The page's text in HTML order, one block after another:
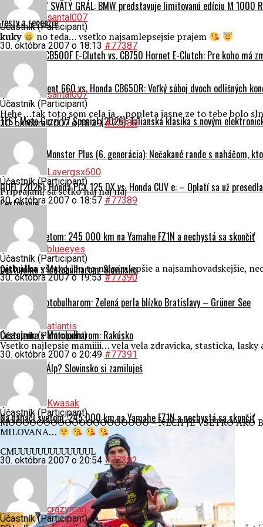
ZBERATEĽSKÝ SVÄTÝ GRÁL: BMW predstavuje limitovanú edíciu M 1000
Testy a recenzie
TEST Honda CB500F E-Clutch vs. CB750 Hornet E-Clutch: Pre koho má
Triumph Trident 660 vs. Honda CB650R: Veľký súboj dvoch odlišných
TEST Moto Guzzi V7 Special (2026): Talianska klasika s novým
TEST Ducati Monster Plus (6. generácia): Nečakané rande s naháčom,
DUEL (2026): Honda PCX 125 DX vs. Honda CUV e: – Oplatí sa už
Cestovanie
Na naháči svetom: 245 000 km na Yamahe FZ1N a nechystá sa skončiť
Cestujeme s Motobulharom: Slovinsko
Rakúsko s Motobulharom: Zelená perla blízko Bratislavy – Grüner See
Cestujeme s Motobulharom: Rakúsko
Prvý krát do Álp? Slovinsko si zamiluješ
Motoporadňa
Na naháči svetom: 245 000 km na Yamahe FZ1N a nechystá sa skončiť
santal007
Účastník (Participant)
kuky no teda… vsetko najsamlepsejsie prajem
30. októbra 2007 o 18:13 #77387
santal007
Účastník (Participant)
Hehe …tak toto som cela ja …popleta jasne ze to tebe bolo
30. októbra 2007 o 18:39 #77388
Lavergsx600
Účastník (Participant)
Priprajam, sa setko naj naj naj
30. októbra 2007 o 18:57 #77389
blueeyes
Účastník (Participant)
pitbulkavšetko len to najsamlepšie a najsamhovadskejšie,
30. októbra 2007 o 19:53 #77390
atlantis
Účastník (Participant)
Vsetko najlepsie mamiiii… vela vela zdravicka, stasticka,
30. októbra 2007 o 20:49 #77391
Kwasak
Účastník (Participant)
MOOOOOOOOOOOOOOOOOOOO – NECH JE VSETKO
MILOVANA…
CMUUUUUUUUUUUUUL
30. októbra 2007 o 20:54 #77392
crazyman
Účastník (Participant)